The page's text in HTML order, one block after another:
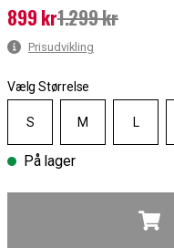
Nuværende pris:899 kr
899 kr1.299 kr
Prisudvikling
Vælg Størrelse
S M L
På lager